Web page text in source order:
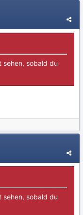
sehen, sobald du
sehen, sobald du